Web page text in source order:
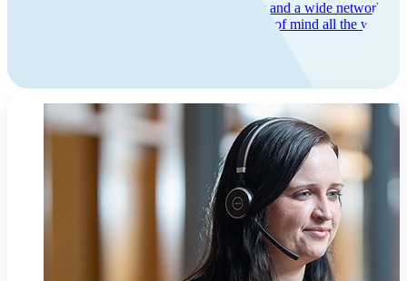
ventilation solutions, a long product warranty and a wide network of
skilled service partners. With us you get peace of mind all the way –